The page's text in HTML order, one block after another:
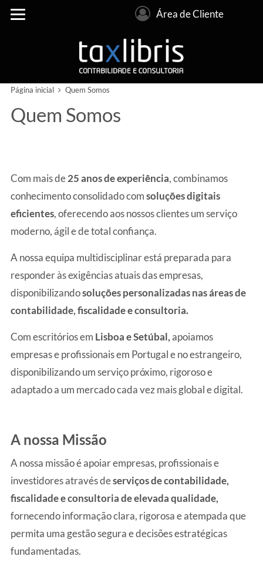
Área de Cliente
Página inicial Quem Somos
Quem Somos
Com mais de25 anos de experiência, combinamos
conhecimento consolidado comsoluções digitais
eficientes, oferecendo aos nossos clientes um serviço
moderno, ágil e de total confiança.
A nossa equipa multidisciplinar está preparada para
responder às exigências atuais das empresas,
disponibilizandosoluções personalizadas nas áreas de
contabilidade, fiscalidade e consultoria.
Com escritórios em Lisboa e Setúbal,apoiamos
empresas e profissionais em Portugal e no estrangeiro,
disponibilizando um serviço próximo, rigoroso e
adaptado a um mercado cada vez mais global e digital.
A nossa Missão
A nossa missão é apoiar empresas, profissionais e
investidores através deserviços de contabilidade,
fiscalidade e consultoria de elevada qualidade,
fornecendo informação clara, rigorosa e atempada que
permita uma gestão segura e decisões estratégicas
fundamentadas.